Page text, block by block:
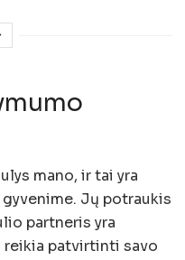
mano, ir tai yra
Jų potraukis
partneris yra
reikia patvirtinti savo